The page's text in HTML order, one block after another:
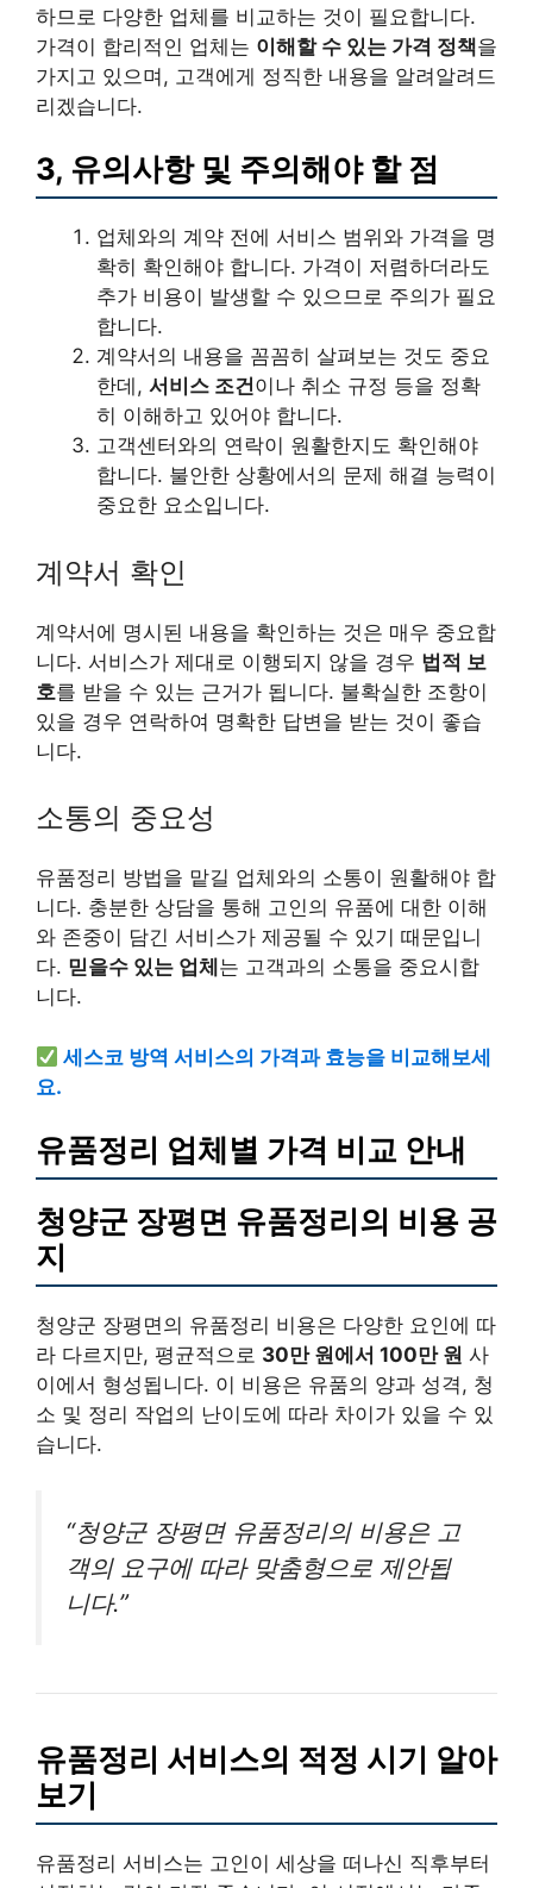
하므로 다양한 업체를 비교하는 것이 필요합니다.
가격이 합리적인 업체는 이해할 수 있는 가격 정책을
가지고 있으며, 고객에게 정직한 내용을 알려알려드
리겠습니다.
3, 유의사항 및 주의해야 할 점
업체와의 계약 전에 서비스 범위와 가격을 명
확히 확인해야 합니다. 가격이 저렴하더라도
추가 비용이 발생할 수 있으므로 주의가 필요
합니다.
계약서의 내용을 꼼꼼히 살펴보는 것도 중요
한데, 서비스 조건이나 취소 규정 등을 정확
히 이해하고 있어야 합니다.
고객센터와의 연락이 원활한지도 확인해야
합니다. 불안한 상황에서의 문제 해결 능력이
중요한 요소입니다.
계약서 확인
계약서에 명시된 내용을 확인하는 것은 매우 중요합
니다. 서비스가 제대로 이행되지 않을 경우 법적 보
호를 받을 수 있는 근거가 됩니다. 불확실한 조항이
있을 경우 연락하여 명확한 답변을 받는 것이 좋습
니다.
소통의 중요성
유품정리 방법을 맡길 업체와의 소통이 원활해야 합
니다. 충분한 상담을 통해 고인의 유품에 대한 이해
와 존중이 담긴 서비스가 제공될 수 있기 때문입니
다. 믿을수 있는 업체 는 고객과의 소통을 중요시합
니다.
세스코 방역 서비스의 가격과 효능을 비교해보세
요.
유품정리 업체별 가격 비교 안내
청양군 장평면 유품정리의 비용 공
지
청양군 장평면의 유품정리 비용은 다양한 요인에 따
라 다르지만, 평균적으로 30만 원에서 100만 원 사
이에서 형성됩니다. 이 비용은 유품의 양과 성격, 청
소 및 정리 작업의 난이도에 따라 차이가 있을 수 있
습니다.
“청양군 장평면 유품정리의 비용은 고
객의 요구에 따라 맞춤형으로 제안됩
니다.”
유품정리 서비스의 적정 시기 알아
보기
유품정리 서비스는 고인이 세상을 떠나신 직후부터